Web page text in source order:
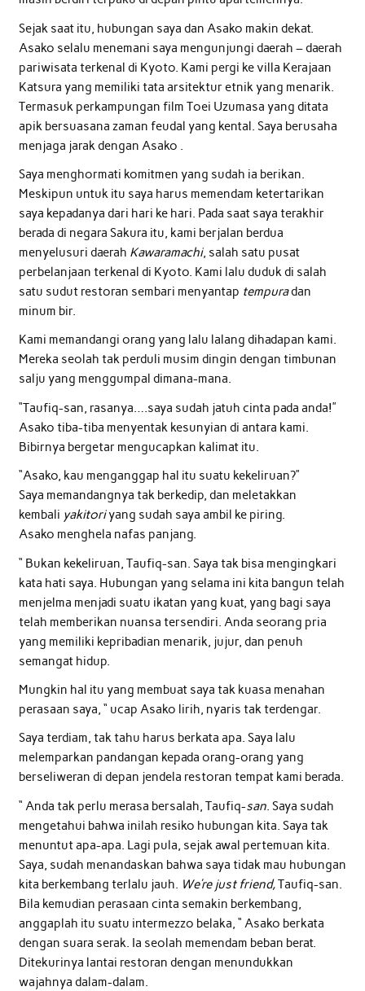
Sejak saat itu, hubungan saya dan Asako makin dekat.
Asako selalu menemani saya mengunjungi daerah – daerah
pariwisata terkenal di Kyoto. Kami pergi ke villa Kerajaan
Katsura yang memiliki tata arsitektur etnik yang menarik.
Termasuk perkampungan film Toei Uzumasa yang ditata
apik bersuasana zaman feudal yang kental. Saya berusaha
menjaga jarak dengan Asako .
Saya menghormati komitmen yang sudah ia berikan.
Meskipun untuk itu saya harus memendam ketertarikan
saya kepadanya dari hari ke hari. Pada saat saya terakhir
berada di negara Sakura itu, kami berjalan berdua
menyelusuri daerah Kawaramachi, salah satu pusat
perbelanjaan terkenal di Kyoto. Kami lalu duduk di salah
satu sudut restoran sembari menyantap tempuradan
minum bir.
Kami memandangi orang yang lalu lalang dihadapan kami.
Mereka seolah tak perduli musim dingin dengan timbunan
salju yang menggumpal dimana-mana.
“Taufiq-san, rasanya….saya sudah jatuh cinta pada anda!”
Asako tiba-tiba menyentak kesunyian di antara kami.
Bibirnya bergetar mengucapkan kalimat itu.
“Asako, kau menganggap hal itu suatu kekeliruan?”
Saya memandangnya tak berkedip, dan meletakkan
kembali yakitoriyang sudah saya ambil ke piring.
Asako menghela nafas panjang.
“ Bukan kekeliruan, Taufiq-san. Saya tak bisa mengingkari
kata hati saya. Hubungan yang selama ini kita bangun telah
menjelma menjadi suatu ikatan yang kuat, yang bagi saya
telah memberikan nuansa tersendiri. Anda seorang pria
yang memiliki kepribadian menarik, jujur, dan penuh
semangat hidup.
Mungkin hal itu yang membuat saya tak kuasa menahan
perasaan saya, “ ucap Asako lirih, nyaris tak terdengar.
Saya terdiam, tak tahu harus berkata apa. Saya lalu
melemparkan pandangan kepada orang-orang yang
berseliweran di depan jendela restoran tempat kami berada.
“ Anda tak perlu merasa bersalah, Taufiq-san. Saya sudah
mengetahui bahwa inilah resiko hubungan kita. Saya tak
menuntut apa-apa. Lagi pula, sejak awal pertemuan kita.
Saya, sudah menandaskan bahwa saya tidak mau hubungan
kita berkembang terlalu jauh. We’re just friend,Taufiq-san.
Bila kemudian perasaan cinta semakin berkembang,
anggaplah itu suatu intermezzo belaka, “ Asako berkata
dengan suara serak. Ia seolah memendam beban berat.
Ditekurinya lantai restoran dengan menundukkan
wajahnya dalam-dalam.